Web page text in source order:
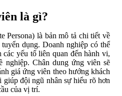
là gì?
Persona) là bản mô tả chi tiết về
dụng. Doanh nghiệp có thể
yếu tố liên quan đến hành vi,
nghiệp. Chân dung ứng viên sẽ
giá ứng viên theo hướng khách
đội ngũ nhân sự hiểu rõ hơn
của vị trí.